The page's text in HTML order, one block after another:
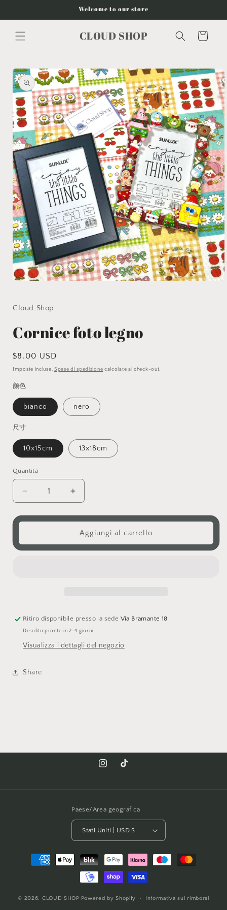
Welcome to our store
CLOUD SHOP Carrello
Passa alle
informazioni
sul
prodotto
1
modale
Cloud Shop
Cornice foto legno
Prezzo
di
listino
$8.00 USD
Imposte incluse. Spese di spedizione calcolate al check-out.
颜色
bianco nero
尺寸
10x15cm 13x18cm
Quantità
Diminuisci
quantità
per
legno
Aumenta
quantità
per
foto
legno
Aggiungi al carrello
Ritiro disponibile presso la sede Via Bramante 18
Di solito pronto in 2-4 giorni
Visualizza i dettagli del negozio
Share
InstagramTikTok
Paese/Area geografica
Stati Uniti | USD $
Metodi
© 2026, CLOUD SHOP Powered by Shopify Informativa sui rimborsi